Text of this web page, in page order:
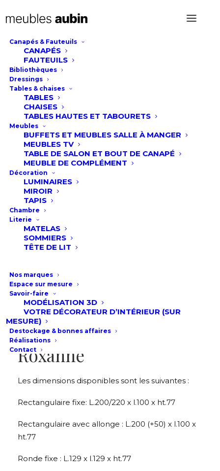
Canapés & Fauteuils
CANAPÉS
FAUTEUILS
Bibliothèques
Dressings
Tables & chaises
TABLES
CHAISES
TABLES HAUTES ET TABOURETS
Meubles
BUFFETS ET MEUBLES SALLE À MANGER
MEUBLES TV
TABLE DE SALON ET BOUT DE CANAPÉ
MEUBLE DE COMPLÉMENT
Décoration
LUMINAIRES
MIROIR
TAPIS
Chambre
Literie
MATELAS
SOMMIERS
TÊTE DE LIT
Nos marques
Espace sur mesure
Savoir-faire
MODÉLISATION 3D
VOTRE DÉCORATEUR D’INTÉRIEUR (SUR
MESURE)
Destockage & bonnes affaires
Réalisations
Contact
Table Roxanne
Table Roxanne
La table Roxanne est un vrai couteau suisse. Elle
est disponible en rectangulaire fixe ou avec
allonge, en version ronde fixe ou avec allonge et
enfin en version ovale fixe ou avec allonge ! Votre
salle à manger risque donc de trouver table à sa
mesure !
Son plateau est en finition mélaminé avec une
épaisseur de 38mm, quant à son piétement il est
Poids total de 90 kg en version fixe pour cette
solide table repas !
Dimension table repas
Roxanne
Les dimensions disponibles sont les suivantes :
Rectangulaire fixe: L.200/220 x l.100 x ht.77
Rectangulaire avec allonge : L.200 (+50) x l.100 x
ht.77
Ronde fixe : L.129 x l.129 x ht.77